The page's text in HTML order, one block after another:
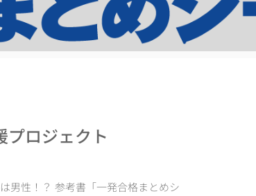
プロジェクト
男性！？ 参考書「一発合格まとめシ